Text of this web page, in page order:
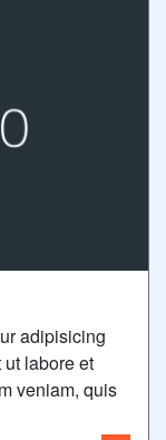
adipisicing
labore et
veniam, quis